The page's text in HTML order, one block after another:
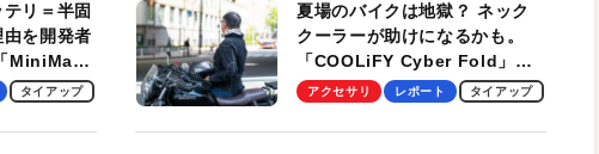
リ＝半固
を開発者
MiniMag
も
タイアップ
夏場のバイクは地獄？ ネック
クーラーが助けになるかも。
「COOLiFY Cyber Fold」レ
ビュー。冷却の速さ、密着する
性がグッド！
アクセサリ レポート タイアップ